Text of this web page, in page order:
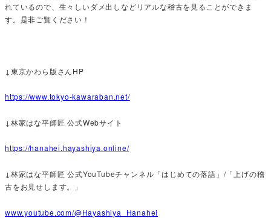
れているので、生々しいダメ出しなどリアルな稽古を見ることができま
す。是非ご覧ください！
↓東京かわら版さんHP
https://www.tokyo-kawaraban.net/
↓林家はな平師匠 公式Webサイト
https://hanahei.hayashiya.online/
↓林家はな平師匠 公式YouTubeチャンネル「はじめての落語」/「上げの稽
古をお見せします。」
www.youtube.com/@Hayashiya_Hanahei